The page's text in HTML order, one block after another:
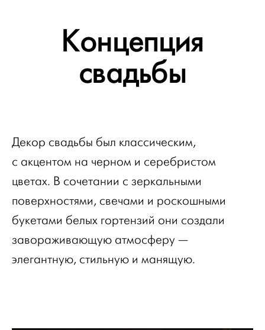
Концепция
свадьбы
Декор свадьбы был классическим,
с акцентом на черном и серебристом
цветах. В сочетании с зеркальными
поверхностями, свечами и роскошными
букетами белых гортензий они создали
завораживающую атмосферу —
элегантную, стильную и манящую.